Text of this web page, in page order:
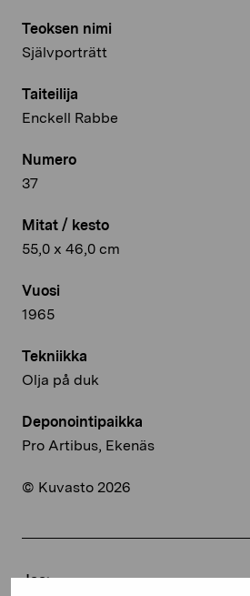
Teoksen nimi
Självporträtt
Taiteilija
Enckell Rabbe
Numero
37
Mitat / kesto
55,0 x 46,0 cm
Vuosi
1965
Tekniikka
Olja på duk
Deponointipaikka
Pro Artibus, Ekenäs
© Kuvasto 2026
Jaa: